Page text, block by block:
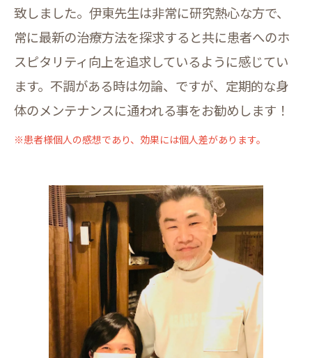
致しました。伊東先生は非常に研究熱心な方で、
常に最新の治療方法を探求すると共に患者へのホ
スピタリティ向上を追求しているように感じてい
ます。不調がある時は勿論、ですが、定期的な身
体のメンテナンスに通われる事をお勧めします！
※患者様個人の感想であり、効果には個人差があります。